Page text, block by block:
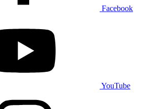
Facebook
YouTube